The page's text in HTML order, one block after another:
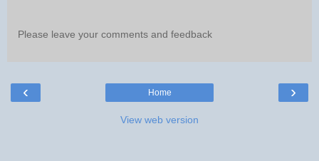
Please leave your comments and feedback
‹ ›
Home
View web version